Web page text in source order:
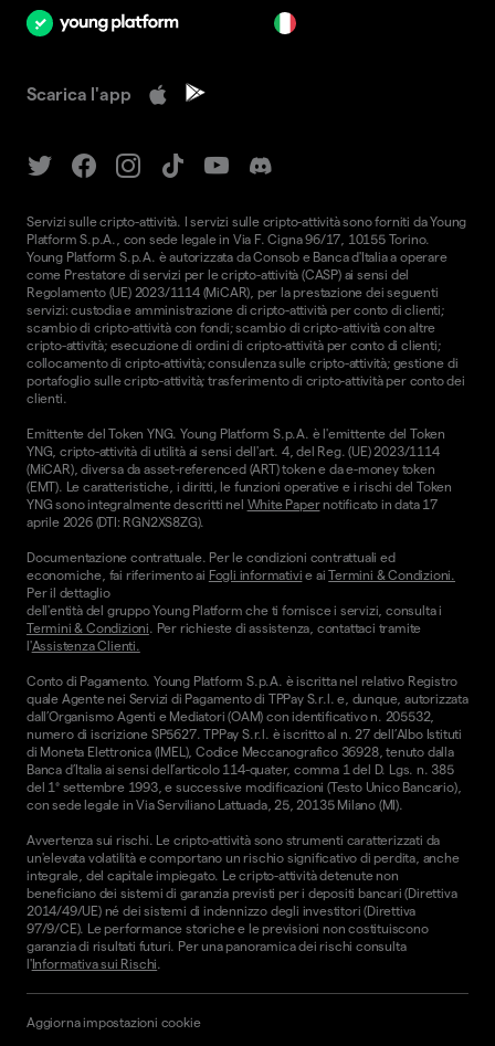
Scarica l'app
Servizi sulle cripto-attività. I servizi sulle cripto-attività sono forniti da Young
Platform S.p.A., con sede legale in Via F. Cigna 96/17, 10155 Torino.
Young Platform S.p.A. è autorizzata da Consob e Banca d'Italia a operare
come Prestatore di servizi per le cripto-attività (CASP) ai sensi del
Regolamento (UE) 2023/1114 (MiCAR), per la prestazione dei seguenti
servizi: custodia e amministrazione di cripto-attività per conto di clienti;
scambio di cripto-attività con fondi; scambio di cripto-attività con altre
cripto-attività; esecuzione di ordini di cripto-attività per conto di clienti;
collocamento di cripto-attività; consulenza sulle cripto-attività; gestione di
portafoglio sulle cripto-attività; trasferimento di cripto-attività per conto dei
clienti.
Emittente del Token YNG. Young Platform S.p.A. è l'emittente del Token
YNG, cripto-attività di utilità ai sensi dell'art. 4, del Reg. (UE) 2023/1114
(MiCAR), diversa da asset-referenced (ART) token e da e-money token
(EMT). Le caratteristiche, i diritti, le funzioni operative e i rischi del Token
YNG sono integralmente descritti nel White Papernotificato in data 17
aprile 2026 (DTI: RGN2XS8ZG).
Documentazione contrattuale. Per le condizioni contrattuali ed
economiche, fai riferimento ai Fogli informativi e aiTermini & Condizioni.
Per il dettaglio
dell'entità del gruppo Young Platform che ti fornisce i servizi, consulta i
Termini & Condizioni. Per richieste di assistenza, contattaci tramite
l'Assistenza Clienti.
Conto di Pagamento. Young Platform S.p.A. è iscritta nel relativo Registro
quale Agente nei Servizi di Pagamento di TPPay S.r.l. e, dunque, autorizzata
dall’Organismo Agenti e Mediatori (OAM) con identificativo n. 205532,
numero di iscrizione SP5627. TPPay S.r.l. è iscritto al n. 27 dell’Albo Istituti
di Moneta Elettronica (IMEL), Codice Meccanografico 36928, tenuto dalla
Banca d’Italia ai sensi dell’articolo 114-quater, comma 1 del D. Lgs. n. 385
del 1° settembre 1993, e successive modificazioni (Testo Unico Bancario),
con sede legale in Via Serviliano Lattuada, 25, 20135 Milano (MI).
Avvertenza sui rischi. Le cripto-attività sono strumenti caratterizzati da
un'elevata volatilità e comportano un rischio significativo di perdita, anche
integrale, del capitale impiegato. Le cripto-attività detenute non
beneficiano dei sistemi di garanzia previsti per i depositi bancari (Direttiva
2014/49/UE) né dei sistemi di indennizzo degli investitori (Direttiva
97/9/CE). Le performance storiche e le previsioni non costituiscono
garanzia di risultati futuri. Per una panoramica dei rischi consulta
l'Informativa sui Rischi.
Aggiorna impostazioni cookie